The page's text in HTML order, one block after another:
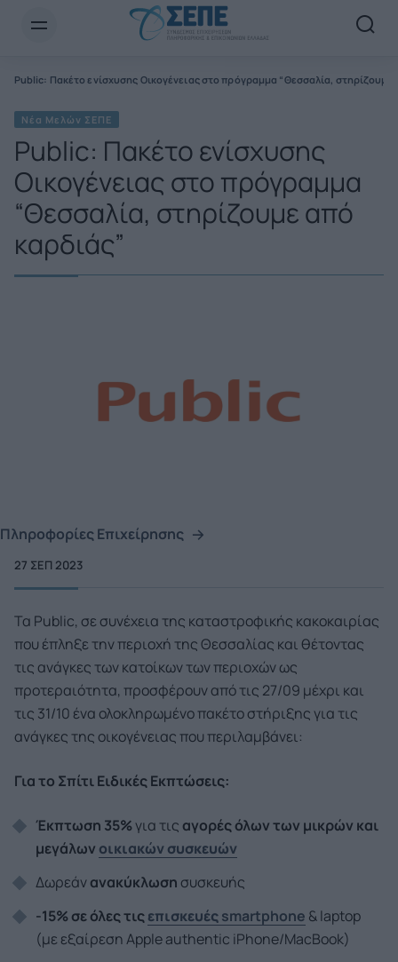
Public: Πακέτο ενίσχυσης Οικογένειας στο πρόγραμμα “Θεσσαλία, στηρίζουμε
Νέα Μελών ΣΕΠΕ
Public: Πακέτο ενίσχυσης
Οικογένειας στο πρόγραμμα
“Θεσσαλία, στηρίζουμε από
καρδιάς”
Πληροφορίες Επιχείρησης
27 ΣΕΠ 2023
Τα Public, σε συνέχεια της καταστροφικής κακοκαιρίας
που έπληξε την περιοχή της Θεσσαλίας και θέτοντας
τις ανάγκες των κατοίκων των περιοχών ως
προτεραιότητα, προσφέρουν από τις 27/09 μέχρι και
τις 31/10 ένα ολοκληρωμένο πακέτο στήριξης για τις
ανάγκες της οικογένειας που περιλαμβάνει:
Για το Σπίτι Ειδικές Εκπτώσεις:
Έκπτωση 35%για τις αγορές όλων των μικρών και
μεγάλων οικιακών συσκευών
Δωρεάνανακύκλωση συσκευής
-15%σε όλες τιςεπισκευέςsmartphone & laptop
(με εξαίρεση Apple authentic iPhone/MacBook)
Newsletter Email*